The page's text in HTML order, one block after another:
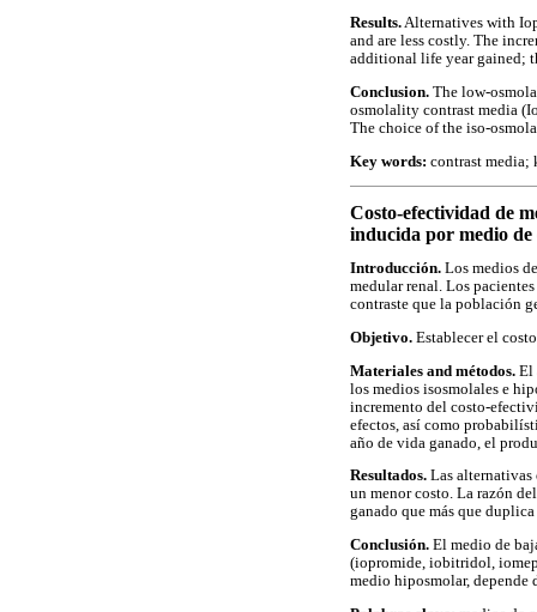
Results.Alternatives with
and are less costly. The
additional life year gained;
Conclusion. The low-
osmolality contrast media
The choice of the iso-
Key words: contrast media;
Costo-efectividad de
inducida por medio de
Introducción. Los medios
medular renal. Los
contraste que la población
Objetivo. Establecer el
Materiales and métodos. El
los medios isosmolales e
incremento del costo-
efectos, así como
año de vida ganado, el
Resultados. Las
un menor costo. La razón
ganado que más que
Conclusión. El medio de
(iopromide, iobitridol,
medio hiposmolar,